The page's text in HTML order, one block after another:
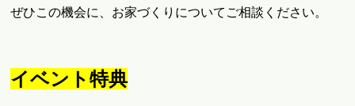
ぜひこの機会に、お家づくりについてご相談ください。
イベント特典